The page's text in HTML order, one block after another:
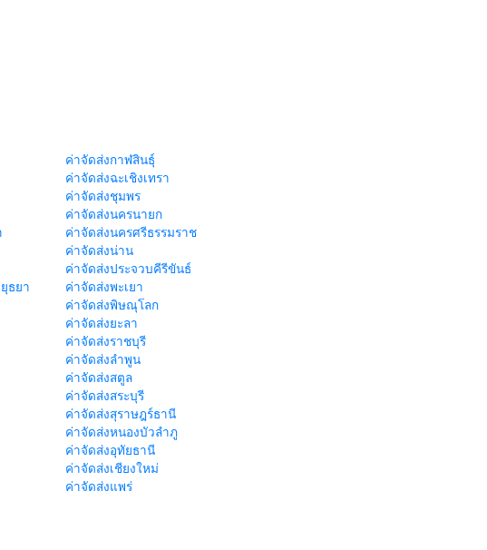
ค่าจัดส่งกาฬสินธุ์
ค่าจัดส่งฉะเชิงเทรา
ค่าจัดส่งชุมพร
ค่าจัดส่งนครนายก
ค่าจัดส่งนครศรีธรรมราช
ค่าจัดส่งน่าน
ค่าจัดส่งประจวบคีรีขันธ์
ธยา
ค่าจัดส่งพะเยา
ค่าจัดส่งพิษณุโลก
ค่าจัดส่งยะลา
ค่าจัดส่งราชบุรี
ค่าจัดส่งลำพูน
ค่าจัดส่งสตูล
ค่าจัดส่งสระบุรี
ค่าจัดส่งสุราษฎร์ธานี
ค่าจัดส่งหนองบัวลำภู
ค่าจัดส่งอุทัยธานี
ค่าจัดส่งเชียงใหม่
ค่าจัดส่งแพร่